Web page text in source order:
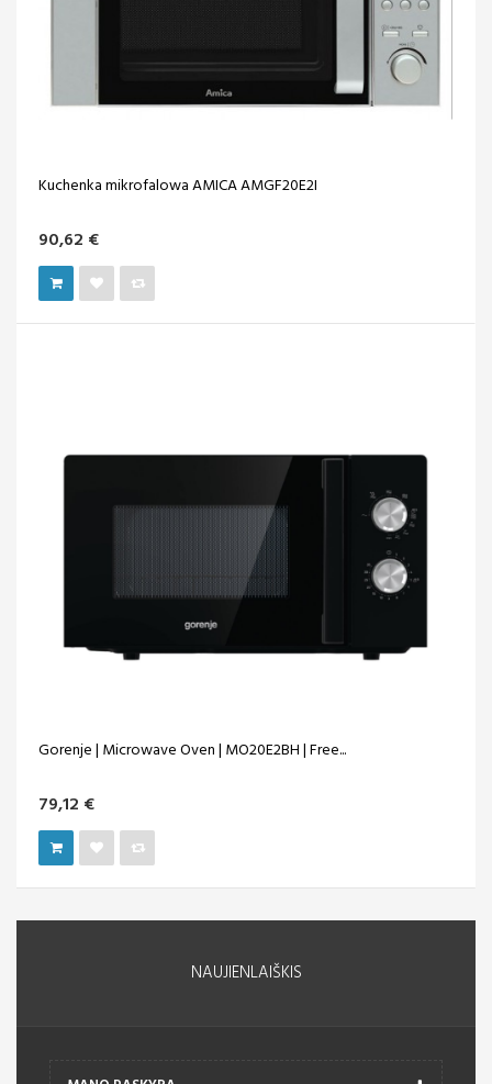
Kuchenka mikrofalowa AMICA AMGF20E2I
90,62 €
Gorenje | Microwave Oven | MO20E2BH | Free...
79,12 €
NAUJIENLAIŠKIS